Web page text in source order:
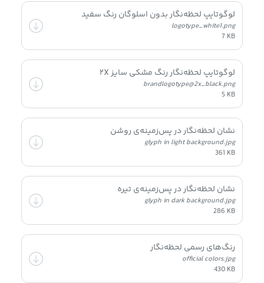
لوگوتایپ لحظه‌نگار بدون اسلوگان رنگ سفید
logotype_white1.png
7 KB
لوگوتایپ لحظه‌نگار رنگ مشکی سایز ۲X
brandlogotype@2x_black.png
5 KB
نشان لحظه‌نگار در پس‌زمینه‌ی روشن
glyph in light background.jpg
361 KB
نشان لحظه‌نگار در پس‌زمینه‌ی تیره
glyph in dark background.jpg
286 KB
رنگ‌های رسمی لحظه‌نگار
official colors.jpg
430 KB